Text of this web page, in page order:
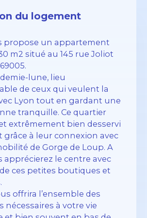
du logement
propose un appartement
m2 situé au 145 rue Joliot
lune, lieu
de ceux qui veulent la
Lyon tout en gardant une
tranquille. Ce quartier
extrêmement bien desservi
à leur connexion avec
de Gorge de Loup. A
apprécierez le centre avec
de ces petites boutiques et
offrira l’ensemble des
nécessaires à votre vie